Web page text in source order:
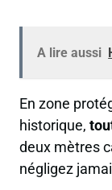
A lire aussi
En zone
historique,
deux mètres
négligez